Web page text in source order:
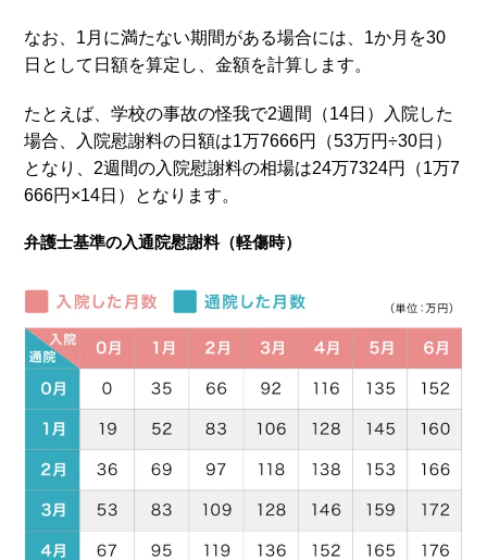
なお、1月に満たない期間がある場合には、1か月を30
日として日額を算定し、金額を計算します。
たとえば、学校の事故の怪我で2週間（14日）入院した
場合、入院慰謝料の日額は1万7666円（53万円÷30日）
となり、2週間の入院慰謝料の相場は24万7324円（1万7
666円×14日）となります。
弁護士基準の入通院慰謝料（軽傷時）